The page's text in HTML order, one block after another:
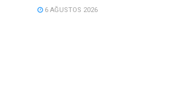
6 AĞUSTOS 2026